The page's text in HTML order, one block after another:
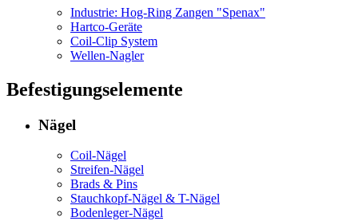
Industrie: Hog-Ring Zangen "Spenax"
Hartco-Geräte
Coil-Clip System
Wellen-Nagler
Befestigungselemente
Nägel
Coil-Nägel
Streifen-Nägel
Brads & Pins
Stauchkopf-Nägel & T-Nägel
Bodenleger-Nägel